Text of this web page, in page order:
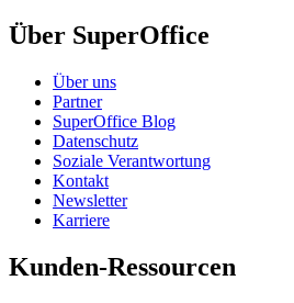
Über SuperOffice
Über uns
Partner
SuperOffice Blog
Datenschutz
Soziale Verantwortung
Kontakt
Newsletter
Karriere
Kunden-Ressourcen